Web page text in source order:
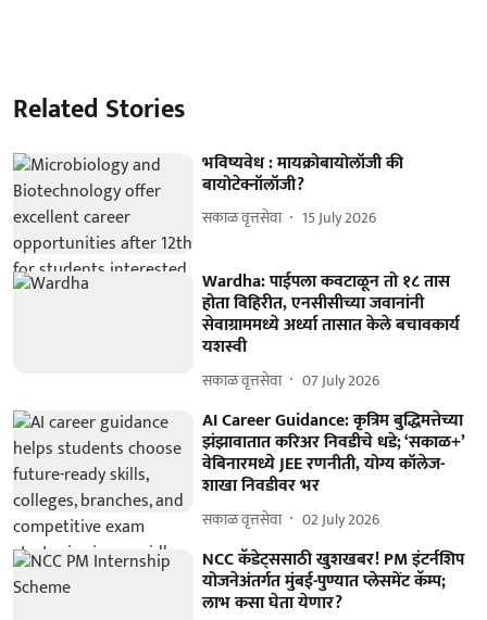
Related Stories
भविष्यवेध : मायक्रोबायोलॉजी की
बायोटेक्नॉलॉजी?
सकाळ वृत्तसेवा 15 July 2026
Wardha: पाईपला कवटाळून तो १८ तास
होता विहिरीत, एनसीसीच्या जवानांनी
सेवाग्राममध्ये अर्ध्या तासात केले बचावकार्य
यशस्वी
सकाळ वृत्तसेवा 07 July 2026
AI Career Guidance: कृत्रिम बुद्धिमत्तेच्या
झंझावातात करिअर निवडीचे धडे; ‘सकाळ+’
वेबिनारमध्ये JEE रणनीती, योग्य कॉलेज-
शाखा निवडीवर भर
सकाळ वृत्तसेवा 02 July 2026
NCC कॅडेट्ससाठी खुशखबर! PM इंटर्नशिप
योजनेअंतर्गत मुंबई-पुण्यात प्लेसमेंट कॅम्प;
लाभ कसा घेता येणार?